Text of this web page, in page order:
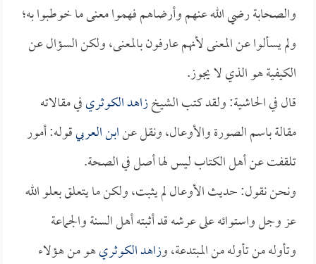
والصحابة رضي الله عنهم وأرضاهم فهموا معنى ما خوطبوا به؛
ولم يسألوا عن المعنى لأنهم عارفون بالمعنى، ولكن السؤال عن
الكيفية هو الذي لا يجوز.
قال في الحاشية: ولقد كتب الشيخزاهد الكوثريفي مقالاته
مقالة باسم الصورة والأوعال، ونقل عنابن العربيقوله: أمور
تلقفت عن أهل الكتاب ليس لها أصل في الصحة.
ونحن نقول: حديث الأوعال لم يثبت، ولكن ما يتعلق بعلو الله
عز وجل واستوائه على عرشه قد أثبته أهل السنة والجماعة
وتأوله من تأوله من المبتدعة، وزاهد الكوثريهو من هؤلاء